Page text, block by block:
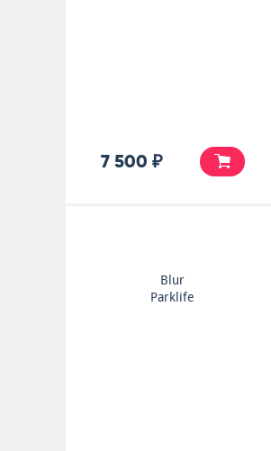
7 500 ₽
Blur
Parklife